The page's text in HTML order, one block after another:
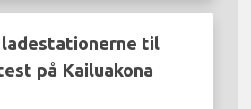
ladestationerne til
på Kailuakona